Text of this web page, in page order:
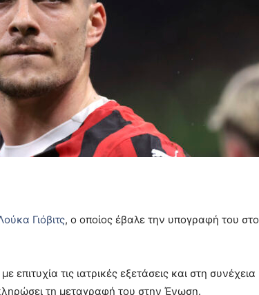
Γιόβιτς, ο οποίος έβαλε την υπογραφή του στο
τις ιατρικές εξετάσεις και στη συνέχεια
τη μεταγραφή του στην Ένωση.